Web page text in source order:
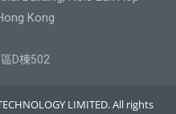
Kong
D棟502
LIMITED. All rights